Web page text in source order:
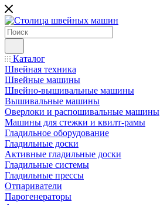
Каталог
Швейная техника
Швейные машины
Швейно-вышивальные машины
Вышивальные машины
Оверлоки и распошивальные машины
Машины для стежки и квилт-рамы
Гладильное оборудование
Гладильные доски
Активные гладильные доски
Гладильные системы
Гладильные прессы
Отпариватели
Парогенераторы